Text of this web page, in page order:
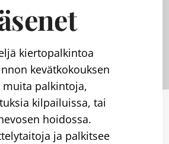
kiertopalkintoa
kevätkokouksen
muita palkintoja,
kilpailuissa, tai
hoidossa.
ja palkitsee